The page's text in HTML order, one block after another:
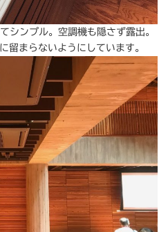
シンプル。空調機も隠さず露出。
留まらないようにしています。